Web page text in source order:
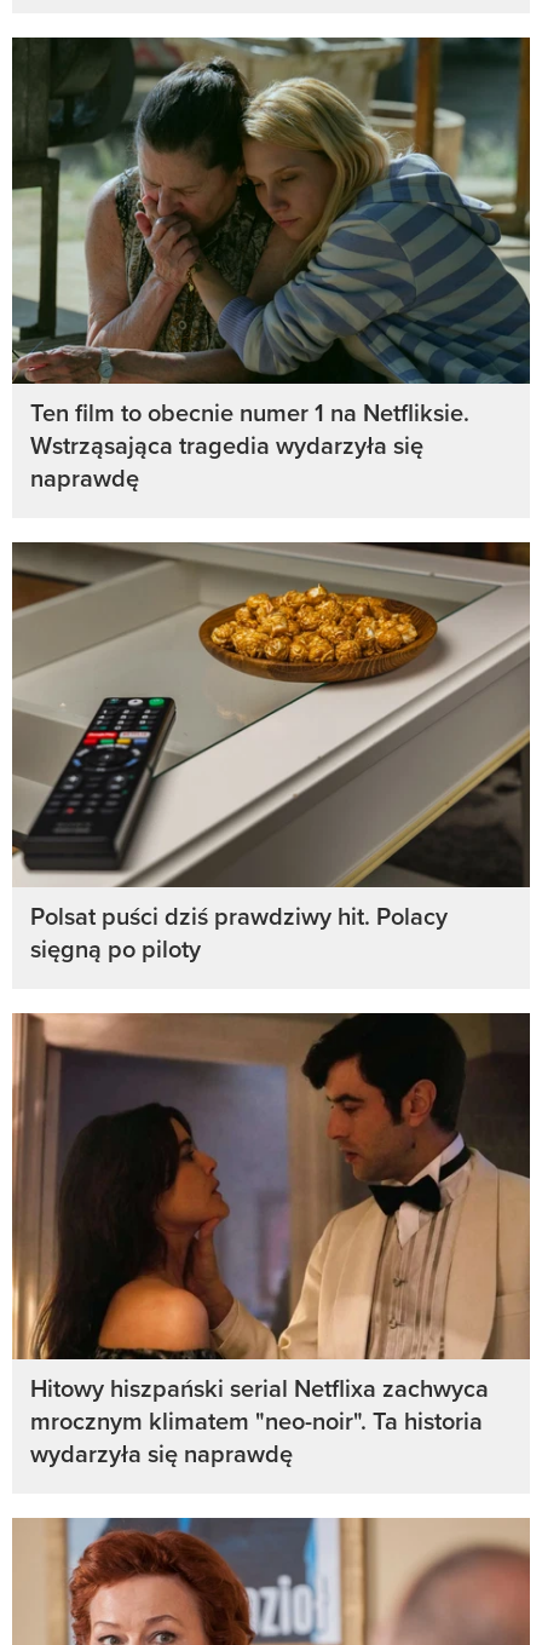
Ten film to obecnie numer 1 na Netfliksie.
Wstrząsająca tragedia wydarzyła się
naprawdę
Polsat puści dziś prawdziwy hit. Polacy
sięgną po piloty
Hitowy hiszpański serial Netflixa zachwyca
mrocznym klimatem "neo-noir". Ta historia
wydarzyła się naprawdę